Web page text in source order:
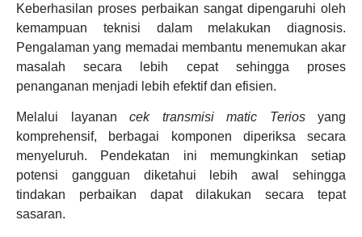
Keberhasilan proses perbaikan sangat dipengaruhi oleh
kemampuan teknisi dalam melakukan diagnosis.
Pengalaman yang memadai membantu menemukan akar
masalah secara lebih cepat sehingga proses
penanganan menjadi lebih efektif dan efisien.
Melalui layanan cek transmisi matic Teriosyang
komprehensif, berbagai komponen diperiksa secara
menyeluruh. Pendekatan ini memungkinkan setiap
potensi gangguan diketahui lebih awal sehingga
tindakan perbaikan dapat dilakukan secara tepat
sasaran.